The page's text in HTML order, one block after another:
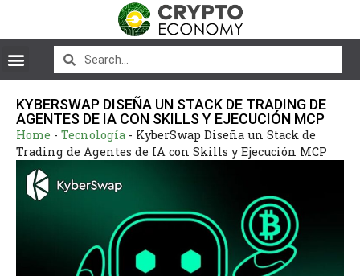
KYBERSWAP DISEÑA UN STACK DE TRADING DE
AGENTES DE IA CON SKILLS Y EJECUCIÓN MCP
Home - Tecnología - KyberSwap Diseña un Stack de
Trading de Agentes de IA con Skills y Ejecución MCP